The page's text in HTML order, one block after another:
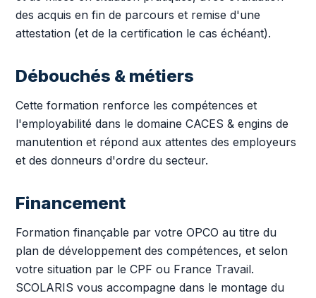
des acquis en fin de parcours et remise d'une
attestation (et de la certification le cas échéant).
Débouchés & métiers
Cette formation renforce les compétences et
l'employabilité dans le domaine CACES & engins de
manutention et répond aux attentes des employeurs
et des donneurs d'ordre du secteur.
Financement
Formation finançable par votre OPCO au titre du
plan de développement des compétences, et selon
votre situation par le CPF ou France Travail.
SCOLARIS vous accompagne dans le montage du